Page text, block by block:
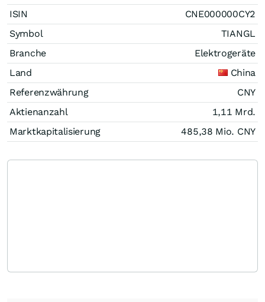
ISIN
CNE000000CY2
Symbol
TIANGL
Branche
Elektrogeräte
Land
China
Referenzwährung
CNY
Aktienanzahl
1,11 Mrd.
Marktkapitalisierung
485,38 Mio. CNY